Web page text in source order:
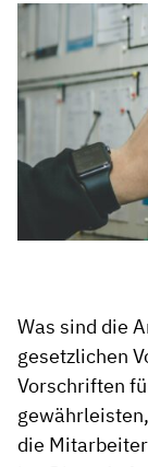
Was sind die
gesetzlichen
Vorschriften
die